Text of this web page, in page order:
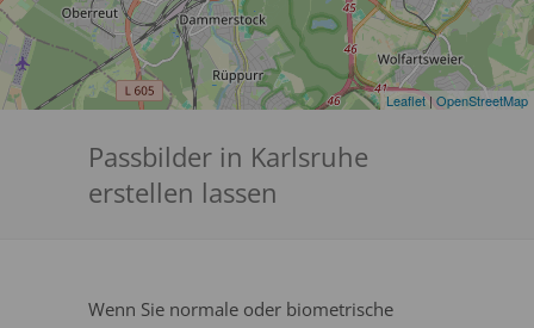
Leaflet| OpenStreetMap
Passbilder in Karlsruhe
erstellen lassen
Wenn Sie normale oder biometrische